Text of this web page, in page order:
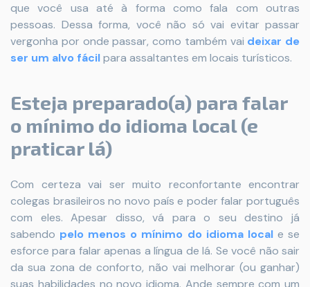
que você usa até à forma como fala com outras
pessoas. Dessa forma, você não só vai evitar passar
vergonha por onde passar, como também vai deixar de
ser um alvo fácilpara assaltantes em locais turísticos.
Esteja preparado(a) para falar
o mínimo do idioma local (e
praticar lá)
Com certeza vai ser muito reconfortante encontrar
colegas brasileiros no novo país e poder falar português
com eles. Apesar disso, vá para o seu destino já
sabendo pelo menos o mínimo do idioma locale se
esforce para falar apenas a língua de lá. Se você não sair
da sua zona de conforto, não vai melhorar (ou ganhar)
suas habilidades no novo idioma. Ande sempre com um